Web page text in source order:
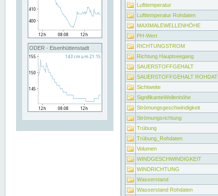
ODER - Eisenhüttenstadt
Lufttemperatur
Lufttemperatur Rohdaten
MAXIMALEWELLENHÖHE
PH-Wert
RICHTUNGSTROM
Richtung Hauptseegang
SAUERSTOFFGEHALT
SAUERSTOFFGEHALT
Sichtweite
SignifikanteWellenhöhe
Strömungsgeschwindigkeit
Strömungsrichtung
Trübung
Trübung_Rohdaten
Volumen
WINDGESCHWINDIGKEIT
WINDRICHTUNG
Wasserstand
Wasserstand Rohdaten